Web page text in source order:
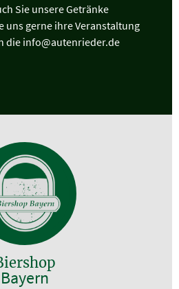
Sie unsere Getränke
uns gerne ihre Veranstaltung
die info@autenrieder.de
Bayern